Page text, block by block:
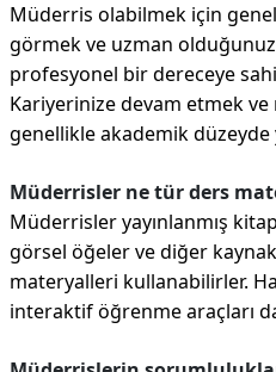
Müderris olabilmek için
görmek ve uzman
profesyonel bir dereceye
Kariyerinize devam etmek
genellikle akademik düzeyde
Müderrisler ne tür ders
Müderrisler yayınlanmış
görsel öğeler ve diğer
materyalleri kullanabilirler.
interaktif öğrenme araçları